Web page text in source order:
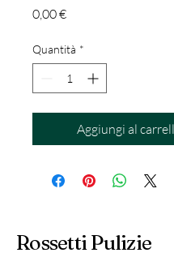
0,00 €Prezzo
Quantità *
Aggiungi al
Rossetti Pulizie